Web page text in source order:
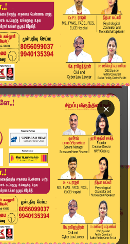
×
சிறையில் பரபரப்பு..! காவல...